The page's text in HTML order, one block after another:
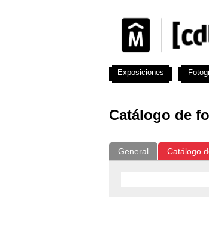
Catálogo de
General Catálogo
Exposiciones